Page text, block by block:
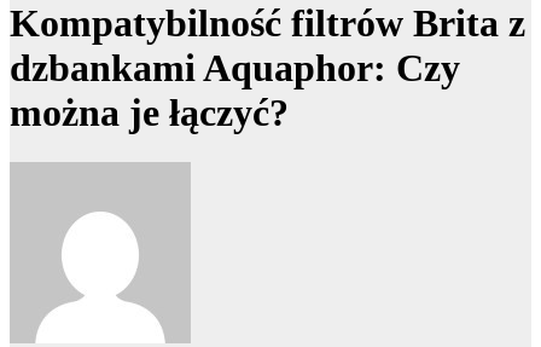
Kompatybilność filtrów Brita z
dzbankami Aquaphor: Czy
można je łączyć?